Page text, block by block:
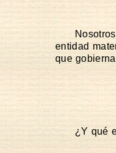
entidad
que
¿Y qué